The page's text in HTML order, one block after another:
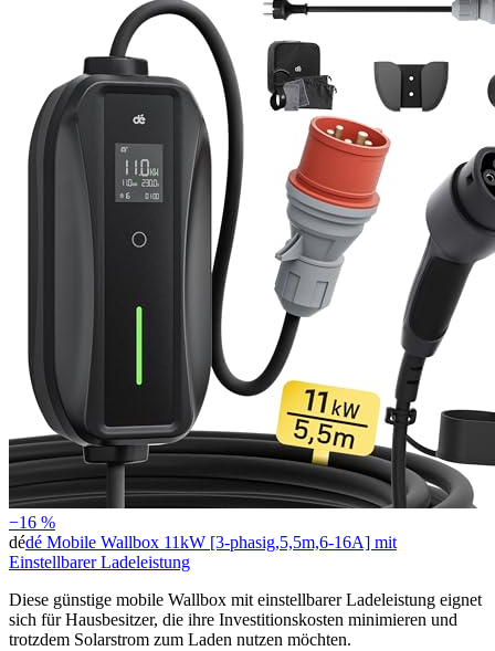
−16 %
dédé Mobile Wallbox 11kW [3-phasig,5,5m,6-16A] mit
Einstellbarer Ladeleistung
Diese günstige mobile Wallbox mit einstellbarer Ladeleistung eignet
sich für Hausbesitzer, die ihre Investitionskosten minimieren und
trotzdem Solarstrom zum Laden nutzen möchten.